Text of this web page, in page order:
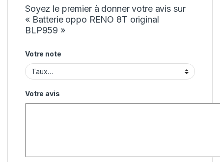
Soyez le premier à donner votre avis sur
« Batterie oppo RENO 8T original
BLP959 »
Votre note
Votre avis